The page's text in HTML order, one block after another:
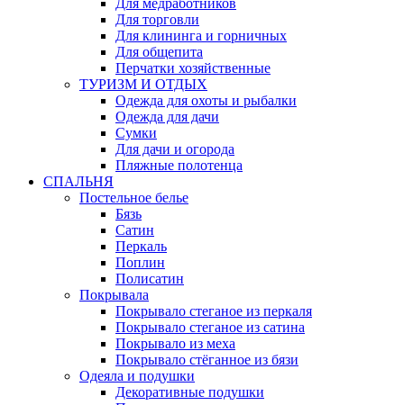
Для медработников
Для торговли
Для клининга и горничных
Для общепита
Перчатки хозяйственные
ТУРИЗМ И ОТДЫХ
Одежда для охоты и рыбалки
Одежда для дачи
Сумки
Для дачи и огорода
Пляжные полотенца
СПАЛЬНЯ
Постельное белье
Бязь
Сатин
Перкаль
Поплин
Полисатин
Покрывала
Покрывало стеганое из перкаля
Покрывало стеганое из сатина
Покрывало из меха
Покрывало стёганное из бязи
Одеяла и подушки
Декоративные подушки